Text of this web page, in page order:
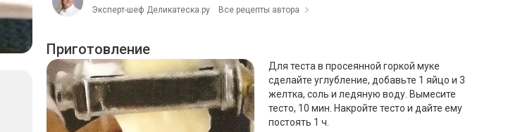
Эксперт-шеф Деликатеска.ру Все рецепты автора
Приготовление
Для теста в просеянной горкой муке
сделайте углубление, добавьте 1 яйцо и 3
желтка, соль и ледяную воду. Вымесите
тесто, 10 мин. Накройте тесто и дайте ему
постоять 1 ч.